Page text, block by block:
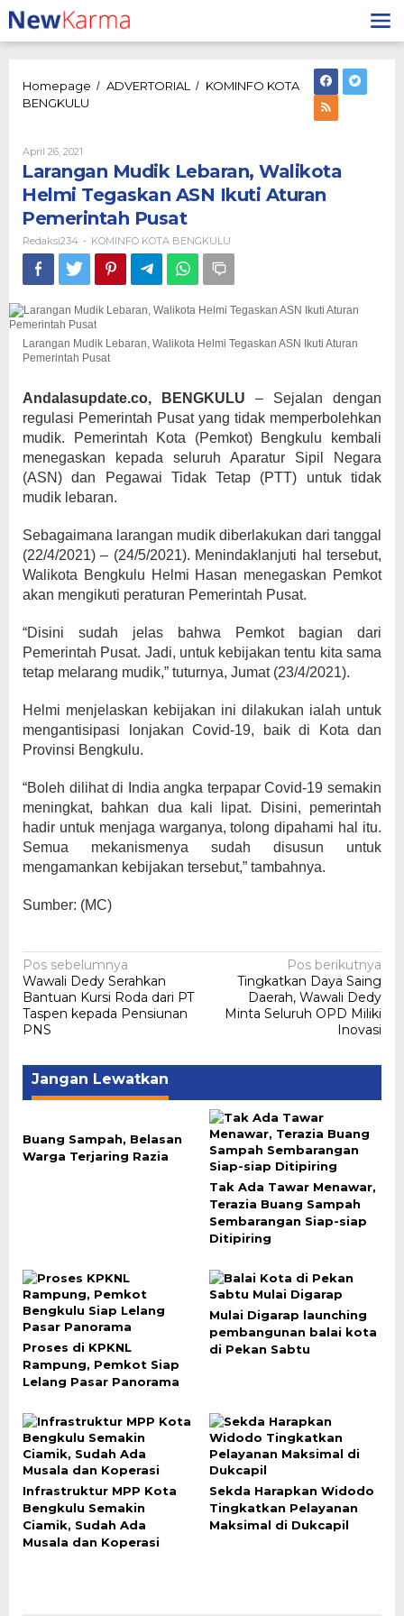
Lewati
ke
konten
Homepage / ADVERTORIAL / KOMINFO KOTA
BENGKULU
Helmi
ASN
Ikuti
Pemerintah
Pusat
April 26, 2021
Redaksi234
Larangan Mudik Lebaran, Walikota
Helmi Tegaskan ASN Ikuti Aturan
Pemerintah Pusat
Redaksi234 - KOMINFO KOTA BENGKULU
Larangan Mudik Lebaran, Walikota Helmi Tegaskan ASN Ikuti Aturan
Pemerintah Pusat
Andalasupdate.co, BENGKULU – Sejalan dengan
regulasi Pemerintah Pusat yang tidak memperbolehkan
mudik. Pemerintah Kota (Pemkot) Bengkulu kembali
menegaskan kepada seluruh Aparatur Sipil Negara
(ASN) dan Pegawai Tidak Tetap (PTT) untuk tidak
mudik lebaran.
Sebagaimana larangan mudik diberlakukan dari tanggal
(22/4/2021) – (24/5/2021). Menindaklanjuti hal tersebut,
Walikota Bengkulu Helmi Hasan menegaskan Pemkot
akan mengikuti peraturan Pemerintah Pusat.
“Disini sudah jelas bahwa Pemkot bagian dari
Pemerintah Pusat. Jadi, untuk kebijakan tentu kita sama
tetap melarang mudik,” tuturnya, Jumat (23/4/2021).
Helmi menjelaskan kebijakan ini dilakukan ialah untuk
mengantisipasi lonjakan Covid-19, baik di Kota dan
Provinsi Bengkulu.
“Boleh dilihat di India angka terpapar Covid-19 semakin
meningkat, bahkan dua kali lipat. Disini, pemerintah
hadir untuk menjaga warganya, tolong dipahami hal itu.
Semua mekanismenya sudah disusun untuk
mengamankan kebijakan tersebut,” tambahnya.
Sumber: (MC)
Navigasi
pos
Pos sebelumnya
Wawali Dedy Serahkan
Bantuan Kursi Roda dari PT
Taspen kepada Pensiunan
PNS
Pos berikutnya
Tingkatkan Daya Saing
Daerah, Wawali Dedy
Minta Seluruh OPD Miliki
Inovasi
Jangan Lewatkan
Buang Sampah, Belasan
Warga Terjaring Razia
Tak Ada Tawar Menawar,
Terazia Buang Sampah
Sembarangan Siap-siap
Ditipiring
Proses di KPKNL
Rampung, Pemkot Siap
Lelang Pasar Panorama
Mulai Digarap launching
pembangunan balai kota
di Pekan Sabtu
Infrastruktur MPP Kota
Bengkulu Semakin
Ciamik, Sudah Ada
Musala dan Koperasi
Sekda Harapkan Widodo
Tingkatkan Pelayanan
Maksimal di Dukcapil